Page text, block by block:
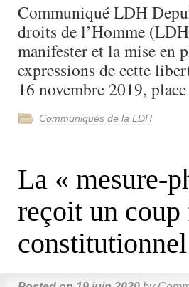
Communiqué LDH
droits de l’Homme
manifester et la mise en
expressions de cette
16 novembre 2019,
Communiqués de la LDH
La « mesure-
reçoit un
constitutionnel